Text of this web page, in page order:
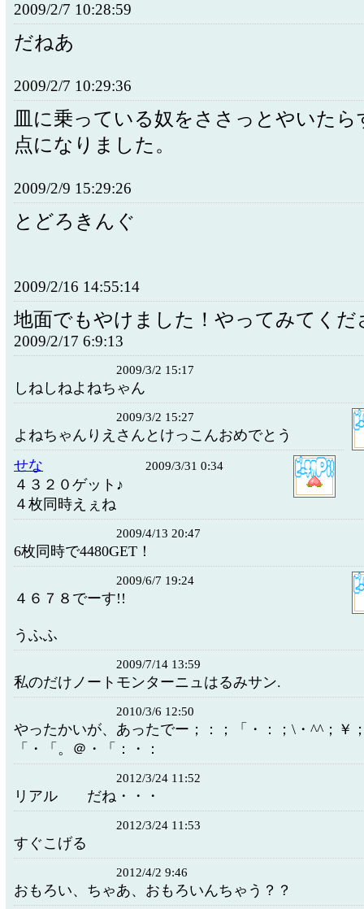
2009/2/7 10:28:59
だねあ
2009/2/7 10:29:36
皿に乗っている奴をささっとやいたら
点になりました。
2009/2/9 15:29:26
とどろきんぐ
2009/2/16 14:55:14
地面でもやけました！やってみてくだ
2009/2/17 6:9:13
2009/3/2 15:17
しねしねよねちゃん
2009/3/2 15:27
よねちゃんりえさんとけっこんおめでとう
せな
2009/3/31 0:34
４３２０ゲット♪
４枚同時えぇね
2009/4/13 20:47
6枚同時で4480GET！
2009/6/7 19:24
４６７８でーす!!
うふふ
2009/7/14 13:59
私のだけノートモンターニュはるみサン.
2010/3/6 12:50
やったかいが、あったでー；：；「・：；\・^^；￥
「・「。＠・「：・：
2012/3/24 11:52
リアル だね・・・
2012/3/24 11:53
すぐこげる
2012/4/2 9:46
おもろい、ちゃあ、おもろいんちゃう？？